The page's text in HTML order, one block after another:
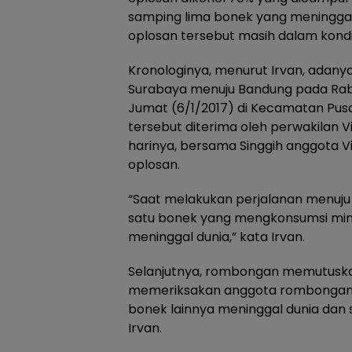
samping lima bonek yang
oplosan tersebut masih dalam
Kronologinya, menurut Irvan,
Surabaya menuju Bandung pada
Jumat (6/1/2017) di Kecamatan
tersebut diterima oleh perwakilan
harinya, bersama Singgih anggota
oplosan.
“Saat melakukan perjalanan
satu bonek yang mengkonsumsi
meninggal dunia,” kata Irvan.
Selanjutnya, rombongan
memeriksakan anggota
bonek lainnya meninggal dunia
Irvan.